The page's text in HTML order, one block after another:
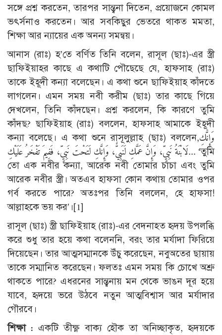
সঙ্গে প্রশ্ন করতেন, তারপর সান্ত্বনা দিতেন, প্রয়োজনে কোমল
ভৎর্সনাও করতেন। আর সবকিছুর ভেতরে থাকত মমতা,
শিক্ষা আর ন্যায়ের এক অনন্য সমন্বয়।
আনাস (রাঃ) হ’তে বর্ণিত তিনি বলেন, রাসূল (ছাঃ)-এর স্ত্রী
ছাফিইয়াহর কাছে এ কথাটি পৌছেছে যে, হাফসাহ (রাঃ)
তাকে ইহূদী কন্যা বলেছেন। এ কথা শুনে ছাফিইয়াহ কাঁদতে
লাগলেন। এমন সময় নবী করীম (ছাঃ) তার কাছে গিয়ে
দেখলেন, তিনি কাঁদছেন। প্রশ্ন করলেন, কি কারণে তুমি
কাঁদছ? ছাফিইয়াহ (রাঃ) বললেন, হাফসাহ আমাকে ইহূদী
কন্যা বলেছে। এ কথা শুনে রাসূলুল্লাহ (ছাঃ) বললেন,وَإِنَّكِ
لَابْنَةُ نَبِيٍّ، وَإِنَّ عَمَّكِ لَنَبِيٌّ، وَإِنَّكِ لَتَحْتَ نَبِيٍّ، فَفِيمَ تَفْخَرُ عَلَيْكِ... ‘তুমি
তো এক নবীর কন্যা, আরেক নবী তোমার চাচা এবং তুমি
আরেক নবীর স্ত্রী। অতএব হাফসা কোন কথায় তোমার ওপর
গর্ব করতে পারে? অতঃপর তিনি বললেন, হে হাফসা!
আল্লাহকে ভয় কর’।[1]
রাসূল (ছাঃ) স্ত্রী ছাফিইয়াহ (রাঃ)-এর বেদনাহত হৃদয় উপলব্ধি
করে শুধু তার হয়ে কথা বলেননি, বরং তার মর্যাদা ফিরিয়ে
দিয়েছেন। তার আত্মসম্মানকে উঁচু করেছেন, নবুঅতের ছায়ায়
তাকে সম্মানিত করেছেন। ফলতঃ এমন সময় কি চোখে অশ্রু
থাকতে পারে? এধরনের সান্ত্বনায় মন থেকে ভাঙন দূর হয়ে
যাবে, হৃদয়ে ভরে উঠবে নতুন আত্মবিশ্বাস আর মর্যাদার
গৌরবে।
শিক্ষা : একটি তীক্ষ্ণ বাক্য হৌক তা অনিচ্ছাকৃত, হৃদয়কে